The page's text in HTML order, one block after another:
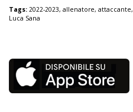
Tags: 2022-2023, allenatore, attaccante,
Luca Sana